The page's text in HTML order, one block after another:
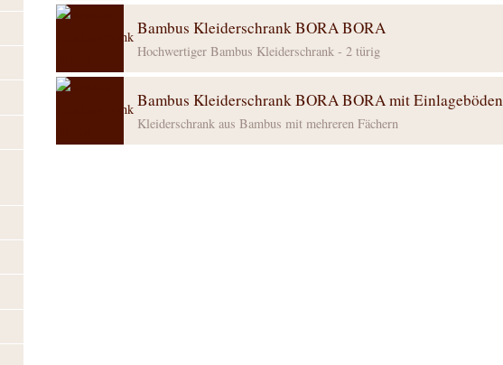
Bambus Kleiderschrank BORA BORA
Hochwertiger Bambus Kleiderschrank - 2 türig
Bambus Kleiderschrank BORA BORA mit Einlageböden
Kleiderschrank aus Bambus mit mehreren Fächern